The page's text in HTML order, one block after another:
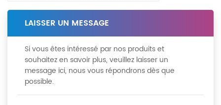
LAISSER UN MESSAGE
Si vous êtes intéressé par nos produits et
souhaitez en savoir plus, veuillez laisser un
message ici, nous vous répondrons dès que
possible.